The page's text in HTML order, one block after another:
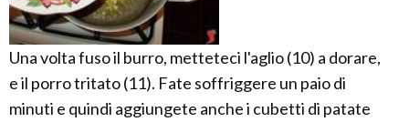
Una volta fuso il burro, metteteci l'aglio (10) a dorare,
e il porro tritato (11). Fate soffriggere un paio di
minuti e quindi aggiungete anche i cubetti di patate